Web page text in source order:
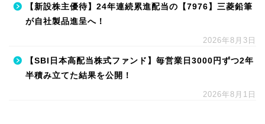
【新設株主優待】24年連続累進配当の【7976】三菱鉛筆
が自社製品進呈へ！
2026年8月3日
【SBI日本高配当株式ファンド】毎営業日3000円ずつ2年
半積み立てた結果を公開！
2026年8月1日